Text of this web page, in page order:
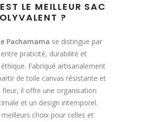
LE MEILLEUR SAC
?
Pachamama se distingue par
praticité, durabilité et
Fabriqué artisanalement
de toile canvas résistante et
fleur, il offre une organisation
et un design intemporel.
meilleurs choix pour celles et